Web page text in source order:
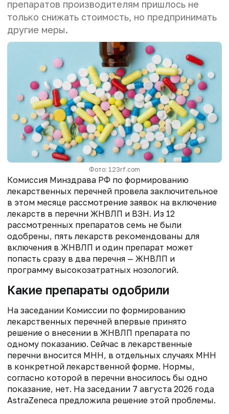
препаратов производителям пришлось не
только снижать стоимость, но предпринимать
другие меры.
Фото: 123rf.com
Комиссия Минздрава РФ по формированию
лекарственных перечней провела заключительное
в этом месяце рассмотрение заявок на включение
лекарств в перечни ЖНВЛП и ВЗН. Из 12
рассмотренных препаратов семь не были
одобрены, пять лекарств рекомендованы для
включения в ЖНВЛП и один препарат может
попасть сразу в два перечня — ЖНВЛП и
программу высокозатратных нозологий.
Какие препараты одобрили
На заседании Комиссии по формированию
лекарственных перечней впервые принято
решение о внесении в ЖНВЛП препарата по
одному показанию. Сейчас в лекарственные
перечни вносится МНН, в отдельных случаях МНН
в конкретной лекарственной форме. Нормы,
согласно которой в перечни вносилось бы одно
показание, нет. На заседании 7 августа 2026 года
AstraZeneca предложила решение этой проблемы.